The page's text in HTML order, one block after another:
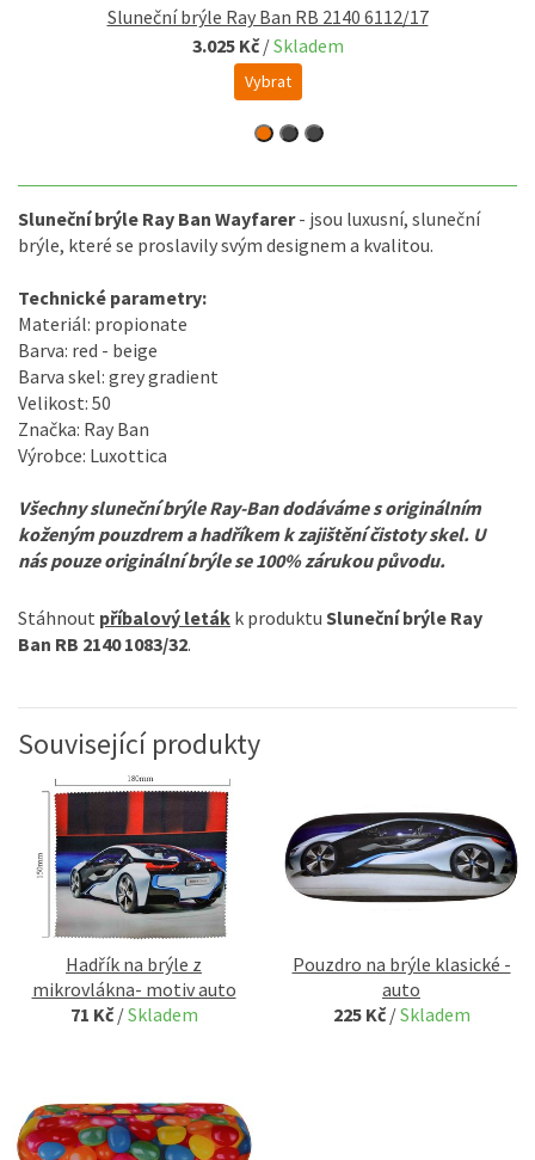
Sluneční brýle Ray Ban RB 2140 6112/17
3.025 Kč/Skladem
Vybrat
Sluneční brýle Ray Ban Wayfarer- jsou luxusní, sluneční
brýle, které se proslavily svým designem a kvalitou.
Technické parametry:
Materiál: propionate
Barva: red - beige
Barva skel: grey gradient
Velikost: 50
Značka: Ray Ban
Výrobce: Luxottica
Všechny sluneční brýle Ray-Ban dodáváme s originálním
koženým pouzdrem a hadříkem k zajištění čistoty skel. U
nás pouze originální brýle se 100% zárukou původu.
Stáhnout příbalový leták k produktu Sluneční brýle Ray
Ban RB 2140 1083/32.
Související produkty
Hadřík na brýle z
mikrovlákna- motiv auto
71 Kč/Skladem
Pouzdro na brýle klasické -
auto
225 Kč/Skladem